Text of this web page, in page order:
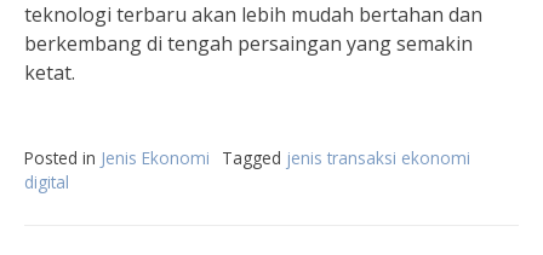
teknologi terbaru akan lebih mudah bertahan dan
berkembang di tengah persaingan yang semakin
ketat.
Posted in Jenis Ekonomi Tagged jenis transaksi ekonomi
digital